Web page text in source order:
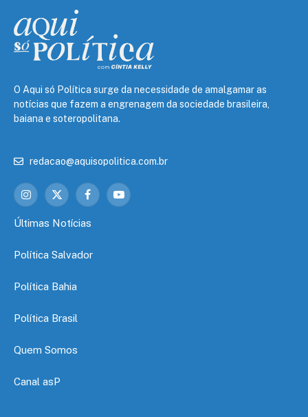
O Aqui só Política surge da necessidade de amalgamar as
notícias que fazem a engrenagem da sociedade brasileira,
baiana e soteropolitana.
redacao@aquisopolitica.com.br
Instagram
X
FacebookYouTube
Últimas Notícias
Política Salvador
Política Bahia
Política Brasil
Quem Somos
Canal asP